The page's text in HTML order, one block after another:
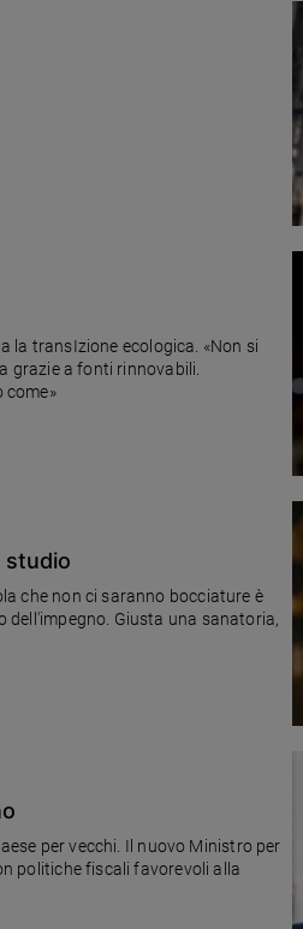
la transIzione ecologica. «Non si
grazie a fonti rinnovabili.
come»
studio
che non ci saranno bocciature è
dell'impegno. Giusta una sanatoria,
per vecchi. Il nuovo Ministro per
politiche fiscali favorevoli alla